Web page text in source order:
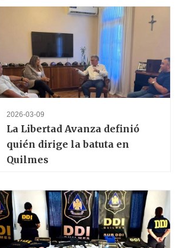
2026-03-09
La Libertad Avanza definió
quién dirige la batuta en
Quilmes